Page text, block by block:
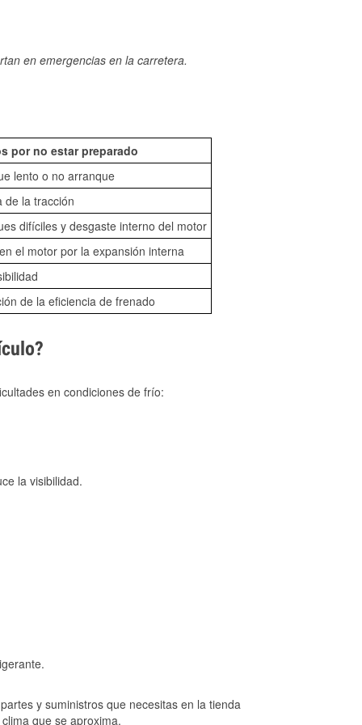
en emergencias en la carretera.
por no estar preparado
lento o no arranque
de la tracción
difíciles y desgaste interno del motor
el motor por la expansión interna
de la eficiencia de frenado
en condiciones de frío:
la visibilidad.
y suministros que necesitas en la tienda
que se aproxima.